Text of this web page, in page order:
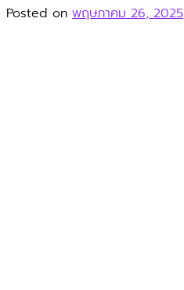
Posted on พฤษภาคม 26, 2025